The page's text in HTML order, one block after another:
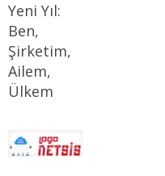
Yeni Yıl:
Ben,
Şirketim,
Ailem,
Ülkem